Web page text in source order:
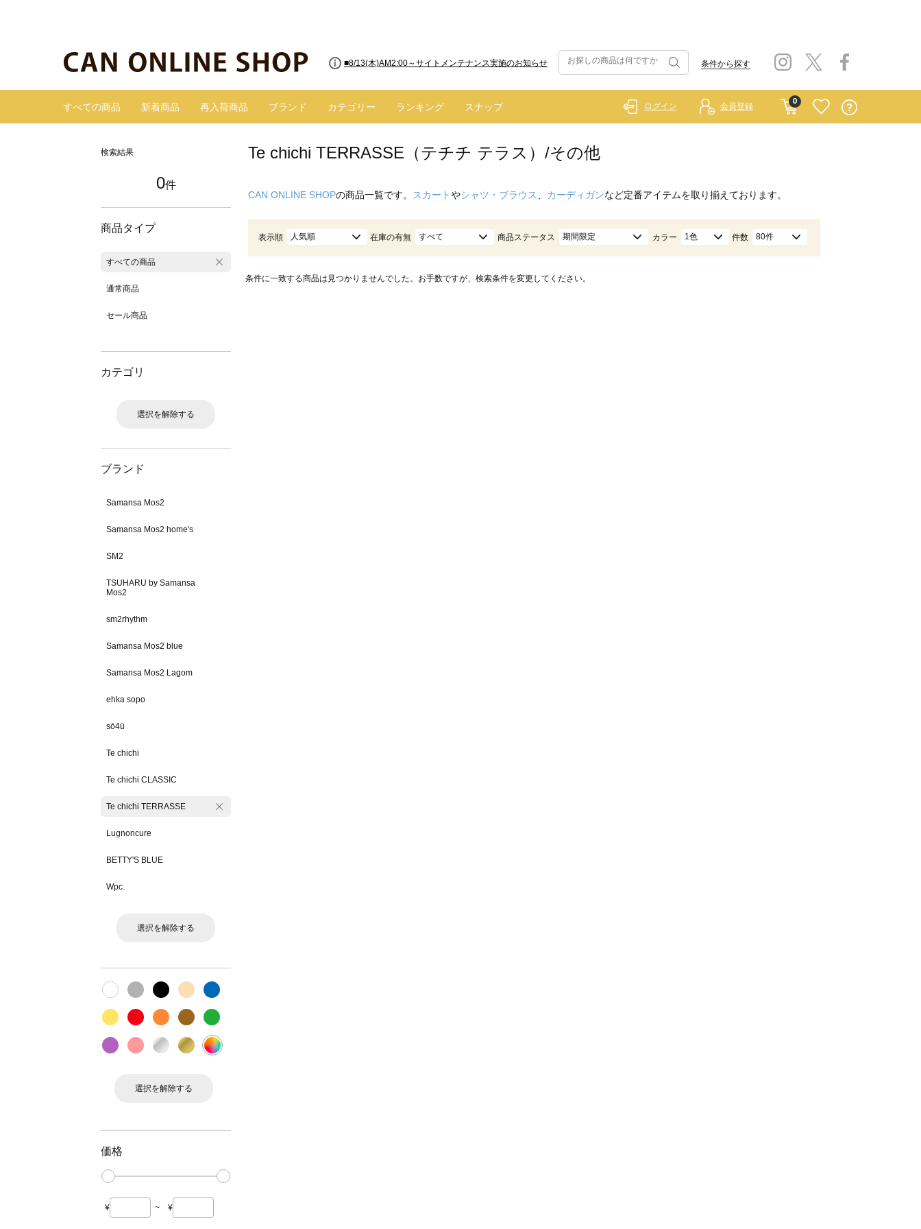
■8/13(木)AM2:00～サイトメンテナンス実施のお知らせ 条件から探す
すべての商品 新着商品 再入荷商品 ブランド カテゴリー ランキング スナップ
0
ログイン 会員登録
検索結果
0件
商品タイプ
すべての商品
通常商品
セール商品
カテゴリ
選択を解除する
ブランド
Samansa Mos2
Samansa Mos2 home's
SM2
TSUHARU by Samansa
Mos2
sm2rhythm
Samansa Mos2 blue
Samansa Mos2 Lagom
ehka sopo
sō4ū
Te chichi
Te chichi CLASSIC
Te chichi TERRASSE
Lugnoncure
BETTY'S BLUE
Wpc.
選択を解除する
選択を解除する
価格
¥ ~ ¥
Te chichi TERRASSE（テチチ テラス）/その他
CAN ONLINE SHOPの商品一覧です。 スカートやシャツ・ブラウス カーディガンなど定番アイテムを取り揃えております。
表示順 人気順 在庫の有無 すべて 商品ステータス 期間限定 カラー 1色 件数 80件
条件に一致する商品は見つかりませんでした。お手数ですが、検索条件を変更してください。